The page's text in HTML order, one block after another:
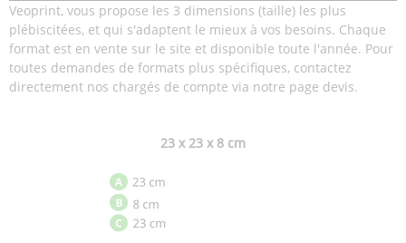
Veoprint, vous propose les 3 dimensions (taille) les plus
plébiscitées, et qui s'adaptent le mieux à vos besoins. Chaque
format est en vente sur le site et disponible toute l'année. Pour
toutes demandes de formats plus spécifiques, contactez
directement nos chargés de compte via notre page devis.
23 x 23 x 8 cm